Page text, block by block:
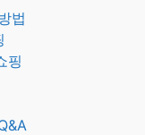
법
핑